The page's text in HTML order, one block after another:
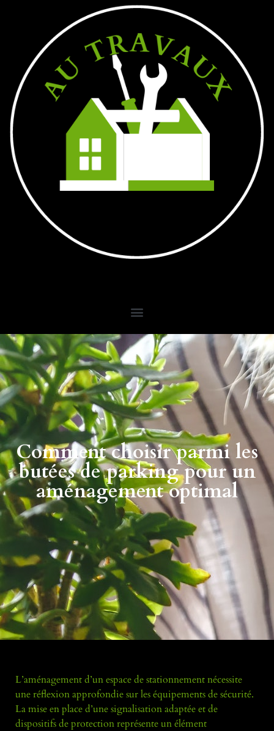
Comment choisir parmi les
butées de parking pour un
aménagement optimal
L’aménagement d’un espace de stationnement nécessite
une réflexion approfondie sur les équipements de sécurité.
La mise en place d’une signalisation adaptée et de
dispositifs de protection représente un élément